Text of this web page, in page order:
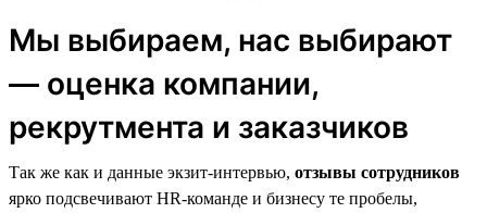
Мы выбираем, нас выбирают
— оценка компании,
рекрутмента и заказчиков
Так же как и данные экзит-интервью, отзывы сотрудников
ярко подсвечивают HR-команде и бизнесу те пробелы,